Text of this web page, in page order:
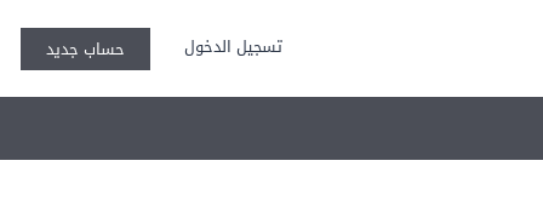
تسجيل الدخول حساب جديد